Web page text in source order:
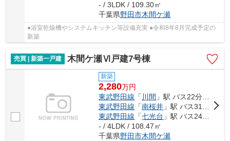
- / 3LDK / 109.30㎡
千葉県野田市木間ケ瀬
●浴室乾燥機やシステムキッチン等設備充実 ●令和8年8月完成予定の
新築
売買 | 新築一戸建 木間ケ瀬Ⅵ戸建7号棟
新築
2,280万円
東武野田線 「 川間 」駅 バス22分 「関宿中央ターミナル」 停歩9分
東武野田線 「南桜井 」駅 バス31分 「立山入口」 停歩4分
東武野田線 「七光台 」駅 バス24分 「下羽貫」 停歩10分
- / 4LDK / 108.47㎡
千葉県野田市木間ケ瀬